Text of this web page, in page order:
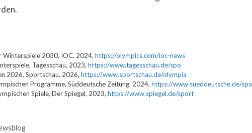
Winterspiele 2030, IOC, 2024, https://olympics.com/ioc-news
Tagesschau, 2023, https://www.tagesschau.de/spo
2026, Sportschau, 2026, https://www.sportschau.de/olympia
Programme, Süddeutsche Zeitung, 2024, https://www.sueddeutsche.de/
Spiele, Der Spiegel, 2023, https://www.spiegel.de/sport